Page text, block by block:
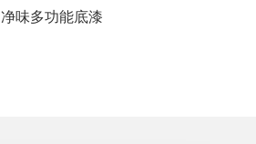
净味多功能底漆